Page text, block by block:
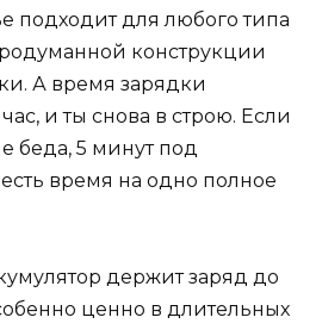
подходит для любого типа
конструкции
А время зарядки
час, и ты снова в строю. Если
беда, 5 минут под
время на одно полное
держит заряд до
ценно в длительных